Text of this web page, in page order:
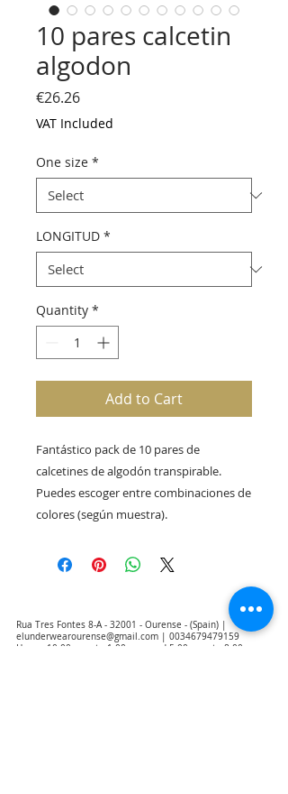
10 pares calcetin
algodon
€26.26Price
VAT Included
One size *
LONGITUD *
Quantity *
Add to Cart
Fantástico pack de 10 pares de
calcetines de algodón transpirable.
Puedes escoger entre combinaciones de
colores (según muestra).
Rua Tres Fontes 8-A - 32001 - Ourense - (Spain) |
elunderwearourense@gmail.com
0034679479159
Hours: 10:00 a.m. to 1:00 p.m. and 5:00 p.m. to 8:00 p.m.